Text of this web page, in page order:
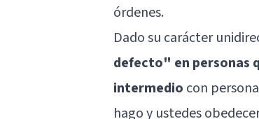
órdenes.
Dado su carácter
defecto" en personas
intermedio con
hago y ustedes